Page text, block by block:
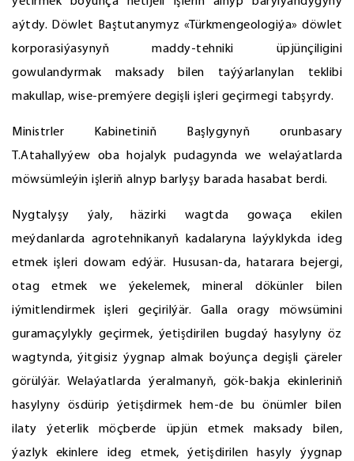
aýtdy. Döwlet Baştutanymyz «Türkmengeologiýa» döwlet
korporasiýasynyň maddy-tehniki üpjünçiligini
gowulandyrmak maksady bilen taýýarlanylan teklibi
makullap, wise-premýere degişli işleri geçirmegi tabşyrdy.
Ministrler Kabinetiniň Başlygynyň orunbasary
T.Atahallyýew oba hojalyk pudagynda we welaýatlarda
möwsümleýin işleriň alnyp barlyşy barada hasabat berdi.
Nygtalyşy ýaly, häzirki wagtda gowaça ekilen
meýdanlarda agrotehnikanyň kadalaryna laýyklykda ideg
etmek işleri dowam edýär. Hususan-da, hatarara bejergi,
otag etmek we ýekelemek, mineral dökünler bilen
iýmitlendirmek işleri geçirilýär. Galla oragy möwsümini
guramaçylykly geçirmek, ýetişdirilen bugdaý hasylyny öz
wagtynda, ýitgisiz ýygnap almak boýunça degişli çäreler
görülýär. Welaýatlarda ýeralmanyň, gök-bakja ekinleriniň
hasylyny ösdürip ýetişdirmek hem-de bu önümler bilen
ilaty ýeterlik möçberde üpjün etmek maksady bilen,
ýazlyk ekinlere ideg etmek, ýetişdirilen hasyly ýygnap